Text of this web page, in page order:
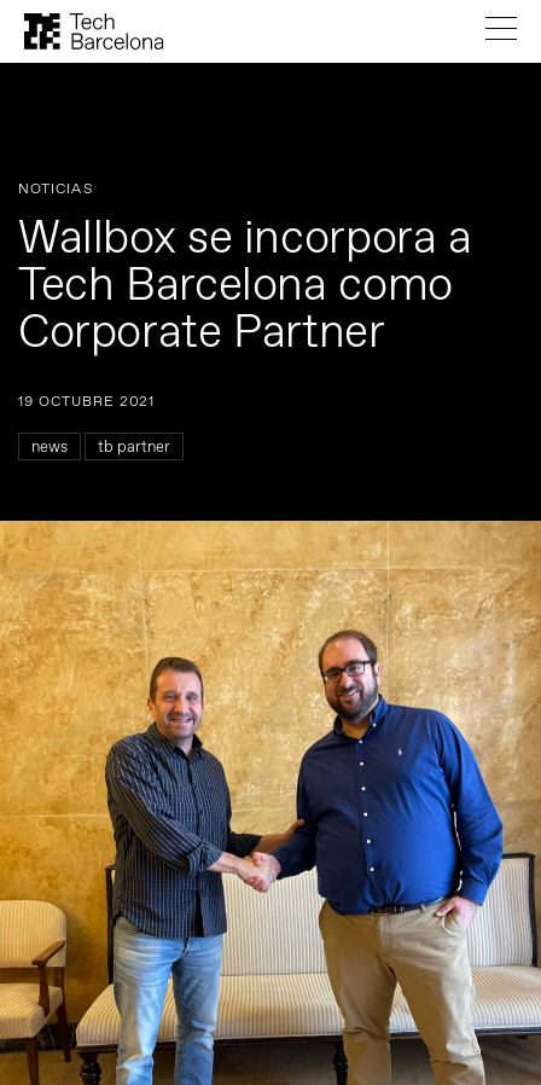
NOTICIAS
Wallbox se incorpora a
Tech Barcelona como
Corporate Partner
19 OCTUBRE 2021
news tb partner